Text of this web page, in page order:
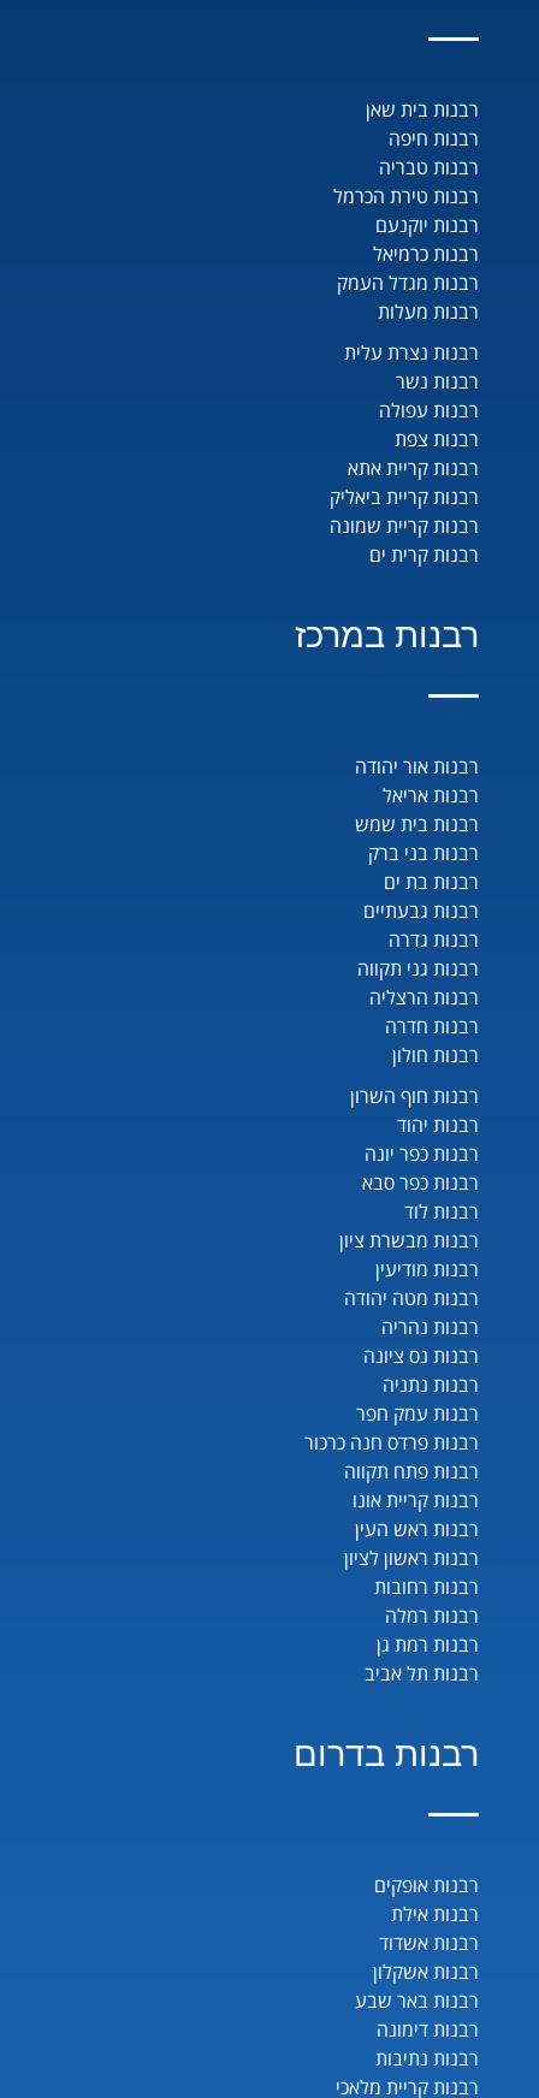
רבנות בית שאן
רבנות חיפה
רבנות טבריה
רבנות טירת הכרמל
רבנות יוקנעם
רבנות כרמיאל
רבנות מגדל העמק
רבנות מעלות
רבנות נצרת עלית
רבנות נשר
רבנות עפולה
רבנות צפת
רבנות קריית אתא
רבנות קריית ביאליק
רבנות קריית שמונה
רבנות קרית ים
רבנות במרכז
רבנות אור יהודה
רבנות אריאל
רבנות בית שמש
רבנות בני ברק
רבנות בת ים
רבנות גבעתיים
רבנות גדרה
רבנות גני תקווה
רבנות הרצליה
רבנות חדרה
רבנות חולון
רבנות חוף השרון
רבנות יהוד
רבנות כפר יונה
רבנות כפר סבא
רבנות לוד
רבנות מבשרת ציון
רבנות מודיעין
רבנות מטה יהודה
רבנות נהריה
רבנות נס ציונה
רבנות נתניה
רבנות עמק חפר
רבנות פרדס חנה כרכור
רבנות פתח תקווה
רבנות קריית אונו
רבנות ראש העין
רבנות ראשון לציון
רבנות רחובות
רבנות רמלה
רבנות רמת גן
רבנות תל אביב
רבנות בדרום
רבנות אופקים
רבנות אילת
רבנות אשדוד
רבנות אשקלון
רבנות באר שבע
רבנות דימונה
רבנות נתיבות
רבנות קריית מלאכי